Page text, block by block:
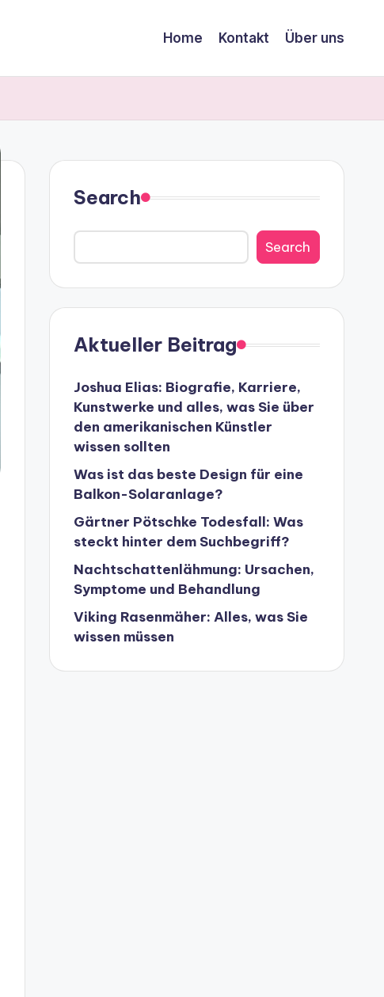
Home Kontakt Über uns
Search
Search
Aktueller Beitrag
Joshua Elias: Biografie, Karriere,
Kunstwerke und alles, was Sie über
den amerikanischen Künstler
wissen sollten
Was ist das beste Design für eine
Balkon-Solaranlage?
Gärtner Pötschke Todesfall: Was
steckt hinter dem Suchbegriff?
Nachtschattenlähmung: Ursachen,
Symptome und Behandlung
Viking Rasenmäher: Alles, was Sie
wissen müssen